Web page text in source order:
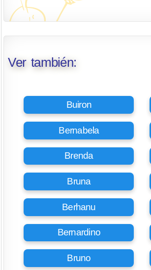
Ver también:
Buiron
Bernabela
Brenda
Bruna
Berhanu
Bernardino
Bruno